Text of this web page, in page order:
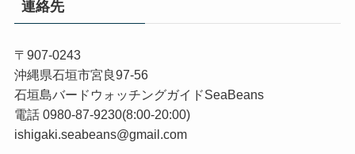
連絡先
〒907-0243
沖縄県石垣市宮良97-56
石垣島バードウォッチングガイドSeaBeans
電話 0980-87-9230(8:00-20:00)
ishigaki.seabeans@gmail.com